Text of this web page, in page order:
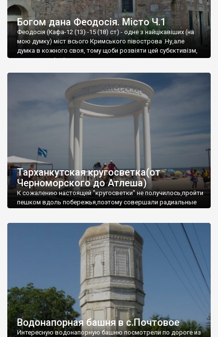
Богом дана Феодосія. Місто Ч.1
Феодосія (Кафа-12 (13) -15 (18) ст) - одне з найцікавіших (на
мою думку) міст всього Кримського півострова .Ну,але
думка в кожного своя, тому щоби розвіяти цей субєктивізм,
запрошую відвідати це
Тарханкутская кругосветка(от
Черноморского до Атлеша)
К сожалению настоящей "кругосветки" не получилось,пройти
пешком вдоль побережья,поэтому совершали радиальные
Водонапорная башня в с.Почтовое
Интересную водонапорную башню посмотрели по дороге из